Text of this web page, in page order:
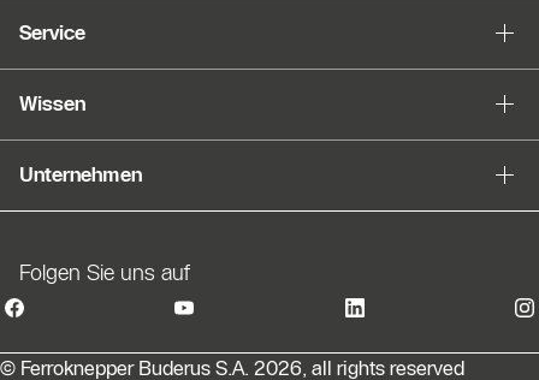
Service
Wissen
Unternehmen
Folgen Sie uns auf
© Ferroknepper Buderus S.A. 2026, all rights reserved